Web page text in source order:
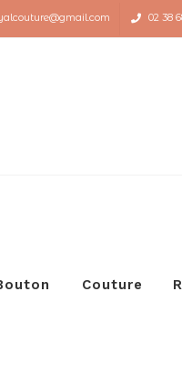
02 38
Couture